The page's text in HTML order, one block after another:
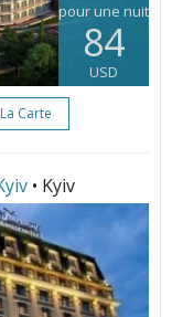
pour une nuit
84
USD
Carte
• Kyiv